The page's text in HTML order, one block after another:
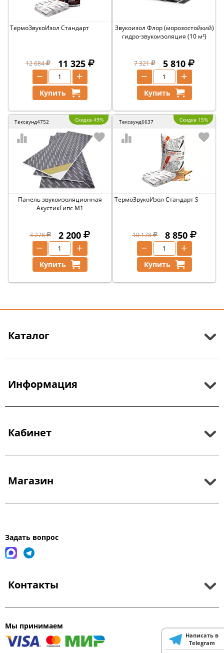
ТермоЗвукоИзол Стандарт
12 684 11 325
+
−
Купить
Звукоизол Флор (морозостойкий)
гидро-звукоизоляция (10 м²)
7 321 5 810
+
−
Купить
Тексаунд4752 Скидка 49%
Панель звукоизоляционная
АкустикГипс М1
3 278 2 200
+
−
Купить
Тексаунд6637 Скидка 15%
ТермоЗвукоИзол Стандарт S
10 178 8 850
+
−
Купить
Каталог
Информация
Кабинет
Магазин
Задать вопрос
Контакты
Мы принимаем
Написать в
Telegram